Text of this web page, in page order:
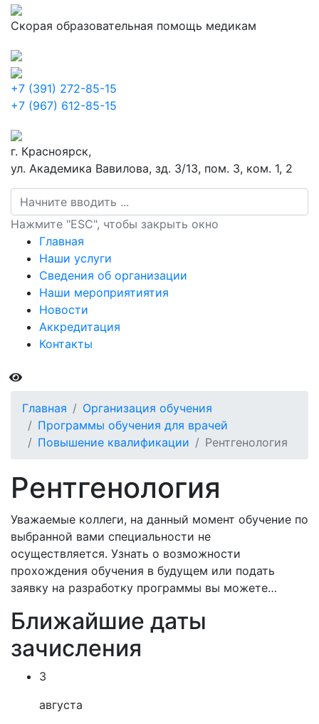
Скорая образовательная помощь медикам
+7 (391) 272-85-15
+7 (967) 612-85-15
г. Красноярск,
ул. Академика Вавилова, зд. 3/13, пом. 3, ком. 1, 2
Нажмите "ESC", чтобы закрыть окно
Главная
Наши услуги
Сведения об организации
Наши мероприятиятия
Новости
Аккредитация
Контакты
Главная
Организация обучения
Программы обучения для врачей
Повышение квалификации
Рентгенология
Рентгенология
Уважаемые коллеги, на данный момент обучение по
выбранной вами специальности не
осуществляется. Узнать о возможности
прохождения обучения в будущем или подать
заявку на разработку программы вы можете…
Ближайшие даты
зачисления
3
августа